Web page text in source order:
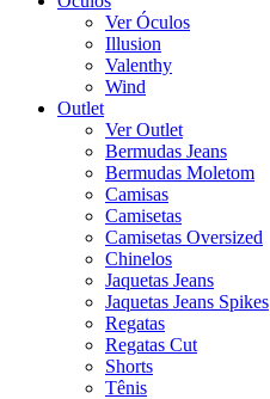
Ver Óculos
Illusion
Valenthy
Wind
Outlet
Ver Outlet
Bermudas Jeans
Bermudas Moletom
Camisas
Camisetas
Camisetas Oversized
Chinelos
Jaquetas Jeans
Jaquetas Jeans Spikes
Regatas
Regatas Cut
Shorts
Tênis